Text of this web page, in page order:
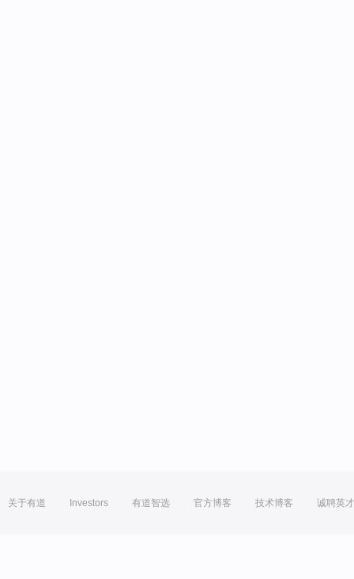
关于有道 Investors 有道智选 官方博客 技术博客 诚聘英才